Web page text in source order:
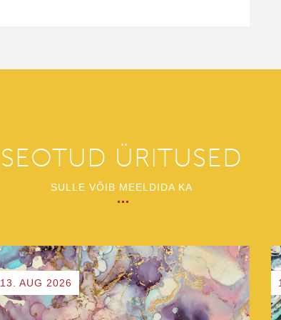
SEOTUD ÜRITUSED
SULLE VÕIB MEELDIDA KA
13. AUG 2026